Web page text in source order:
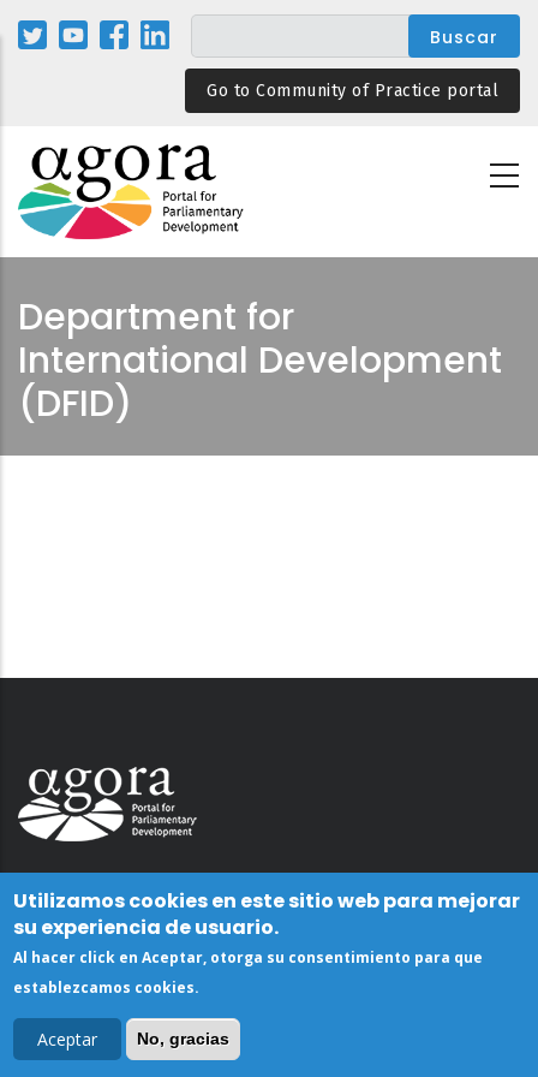
Pasar
Go to Community of Practice portal
Department for
International Development
(DFID)
Utilizamos cookies en este sitio web para mejorar
su experiencia de usuario.
Al hacer click en Aceptar, otorga su consentimiento para que
establezcamos cookies.
Aceptar No, gracias